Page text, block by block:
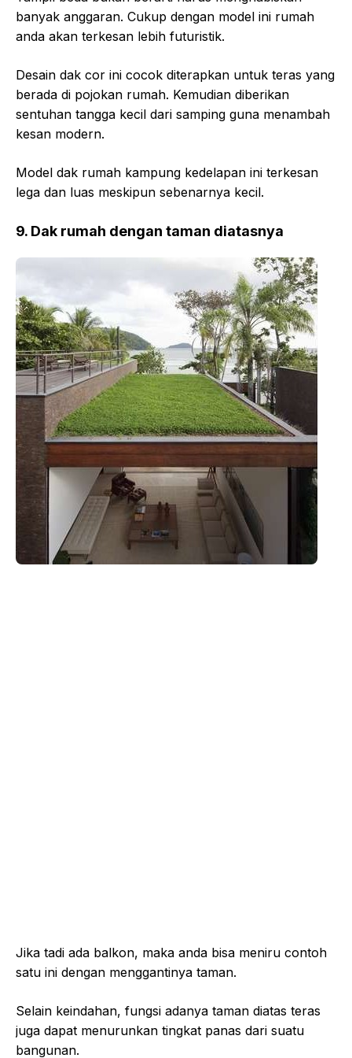
banyak anggaran. Cukup dengan model ini rumah
anda akan terkesan lebih futuristik.
Desain dak cor ini cocok diterapkan untuk teras yang
berada di pojokan rumah. Kemudian diberikan
sentuhan tangga kecil dari samping guna menambah
kesan modern.
Model dak rumah kampung kedelapan ini terkesan
lega dan luas meskipun sebenarnya kecil.
9. Dak rumah dengan taman diatasnya
Jika tadi ada balkon, maka anda bisa meniru contoh
satu ini dengan menggantinya taman.
Selain keindahan, fungsi adanya taman diatas teras
juga dapat menurunkan tingkat panas dari suatu
bangunan.